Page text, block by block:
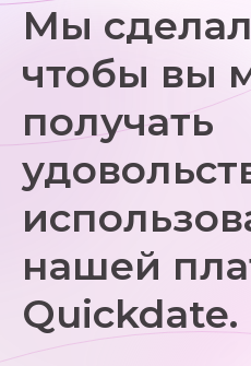
Мы
чтобы вы
получать
нашей
Quickdate.